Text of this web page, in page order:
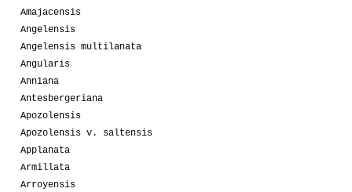
Amajacensis
Angelensis
Angelensis multilanata
Angularis
Anniana
Antesbergeriana
Apozolensis
Apozolensis v. saltensis
Applanata
Armillata
Arroyensis